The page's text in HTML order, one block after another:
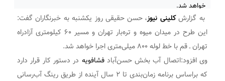
خواهد شد.
به گزارشکلینی نیوز، حسن حقیقی روز یکشنبه به خبرنگاران گفت:
این طرح در میدان میوه و تره‌بار تهران و مسیر ۶۰ کیلومتری آزادراه
تهران ـ قم با خط لوله ۸۰۰ میلی‌متری اجرا خواهد شد.
وی افزود:اتصال آب بخش حسن‌آبادفشافویه در دستور کار قرار دارد
که براساس برنامه زمان‌بندی تا ۲ سال آینده از طریق رینگ آب‌رسانی